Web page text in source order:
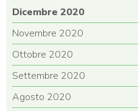
Dicembre 2020
Novembre 2020
Ottobre 2020
Settembre 2020
Agosto 2020